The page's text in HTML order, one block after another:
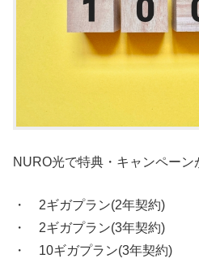
NURO光で特典・キャンペー
・ 2ギガプラン(2年契約)
・ 2ギガプラン(3年契約)
・ 10ギガプラン(3年契約)